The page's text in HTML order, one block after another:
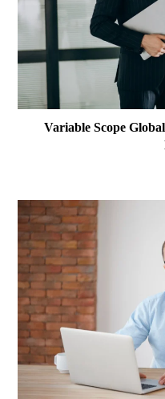
Variable Scope